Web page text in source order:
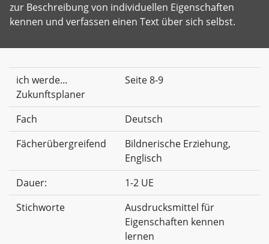
zur Beschreibung von individuellen Eigenschaften
kennen und verfassen einen Text über sich selbst.
ich werde...
Zukunftsplaner
Seite 8-9
Fach
Deutsch
Fächerübergreifend
Bildnerische Erziehung,
Englisch
Dauer:
1-2 UE
Stichworte
Ausdrucksmittel für
Eigenschaften kennen
lernen